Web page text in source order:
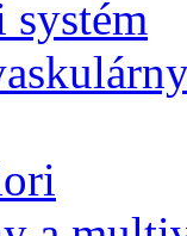
systém